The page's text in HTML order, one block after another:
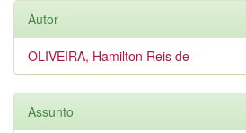
Autor
OLIVEIRA, Hamilton Reis de
Assunto